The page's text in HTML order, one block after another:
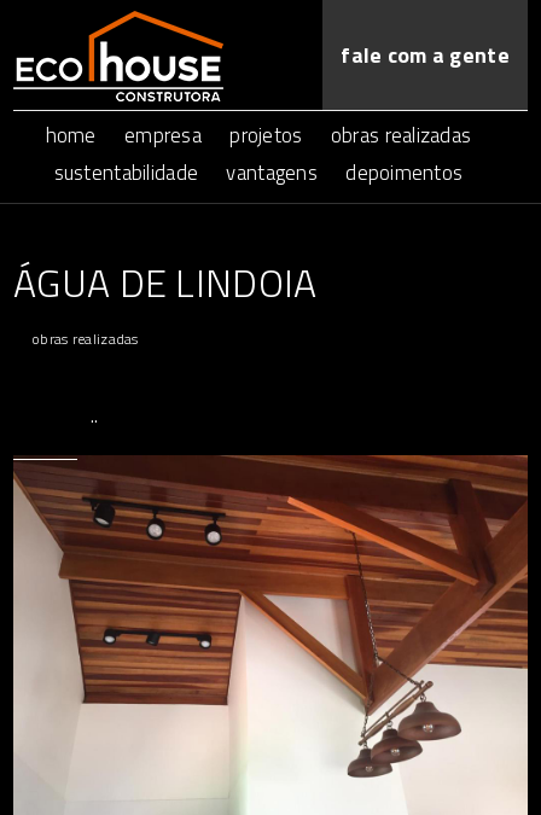
fale com a gente
home empresa projetos
obras realizadas
sustentabilidade
vantagens depoimentos
ÁGUA DE LINDOIA
obras realizadas
..